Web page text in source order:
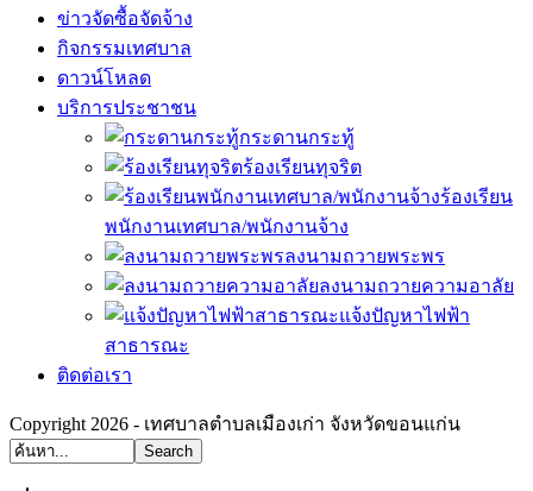
ข่าวจัดซื้อจัดจ้าง
กิจกรรมเทศบาล
ดาวน์โหลด
บริการประชาชน
กระดานกระทู้
ร้องเรียนทุจริต
ร้องเรียน
พนักงานเทศบาล/พนักงานจ้าง
ลงนามถวายพระพร
ลงนามถวายความอาลัย
แจ้งปัญหาไฟฟ้า
สาธารณะ
ติดต่อเรา
Copyright 2026 - เทศบาลตำบลเมืองเก่า จังหวัดขอนแก่น
Search